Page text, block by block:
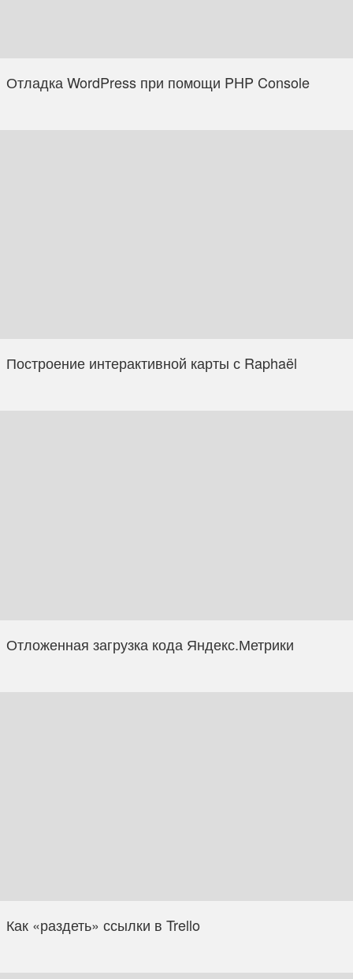
Отладка WordPress при помощи PHP Console
Построение интерактивной карты с Raphaël
Отложенная загрузка кода Яндекс.Метрики
Как «раздеть» ссылки в Trello